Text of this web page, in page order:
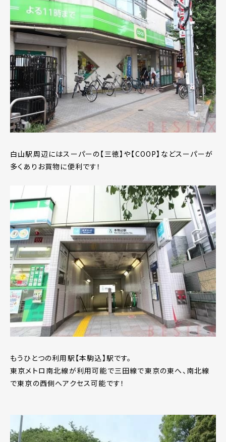
白山駅周辺にはスーパーの【三徳】や【COOP】などスーパーが
多くありお買物に便利です！
もうひとつの利用駅【本駒込】駅です。
東京メトロ南北線が利用可能で三田線で東京の東へ、南北線
で東京の西側へアクセス可能です！